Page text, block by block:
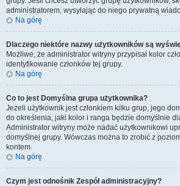
administratorem, wysyłając do niego prywatną
Na górę
Dlaczego niektóre nazwy użytkowników są
Możliwe, że administrator witryny przypisał kolor
identyfikowanie członków tej grupy.
Na górę
Co to jest Domyślna grupa użytkownika?
Jeżeli użytkownik jest członkiem kilku grup, jego
do określenia, jaki kolor i ranga będzie domyślnie
Administrator witryny może nadać użytkownikowi
domyślnej grupy. Wówczas można to zrobić z
kontem.
Na górę
Czym jest odnośnik Zespół administracyjny?